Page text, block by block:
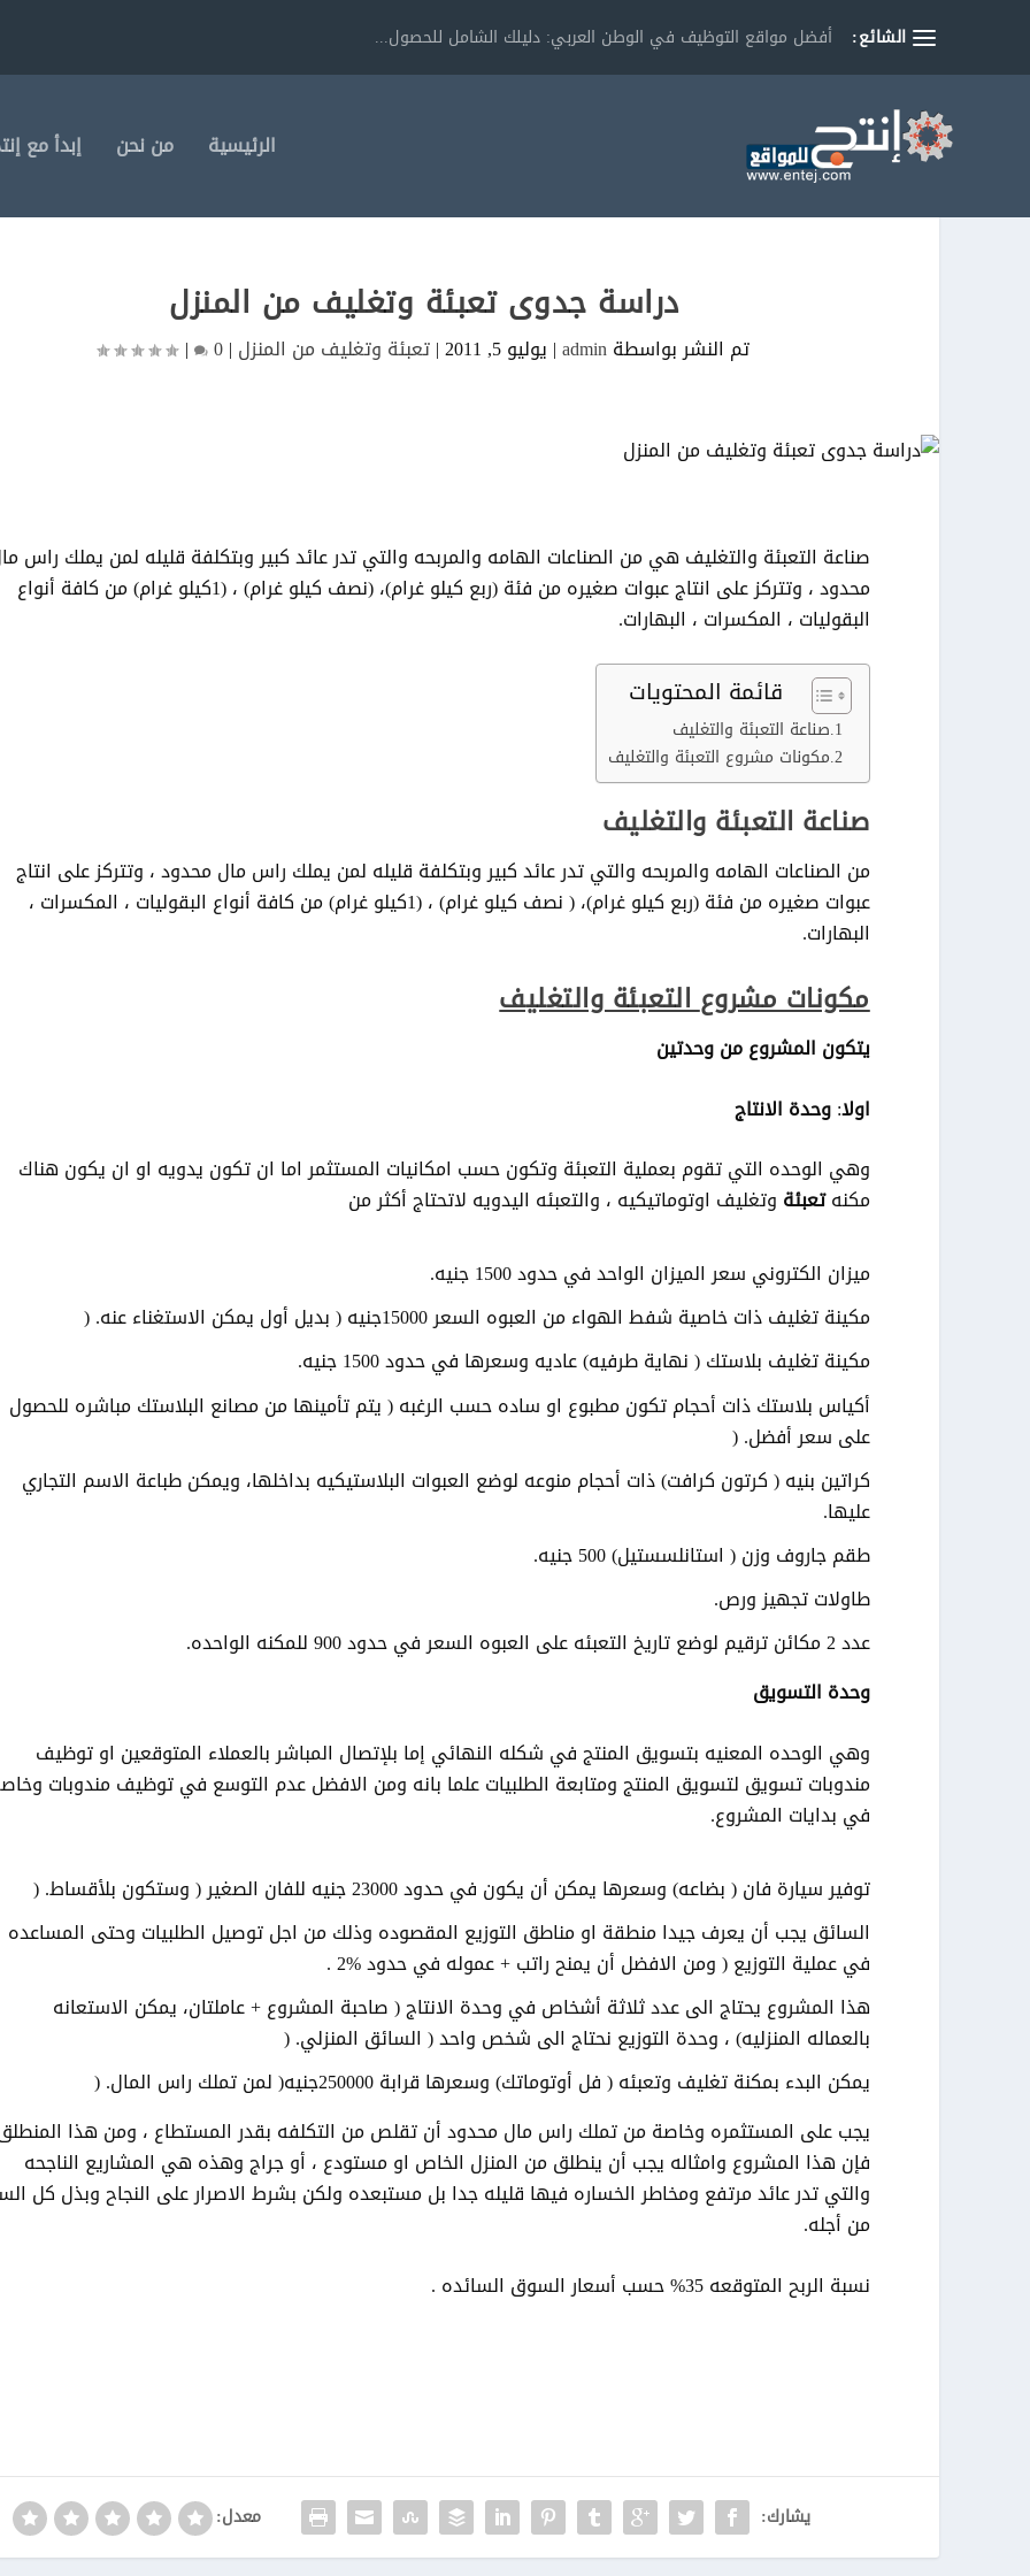
الشائع: أفضل مواقع التوظيف في الوطن العربي: دليلك الشامل للحصول...
الرئيسية من نحن إبدأ مع
دراسة جدوى تعبئة وتغليف من المنزل
تم النشر بواسطةadmin
| يوليو 5, 2011 |تعبئة وتغليف من المنزل |
0
|
صناعة التعبئة والتغليف هي من الصناعات الهامه والمربحه والتي تدر عائد كبير وبتكلفة قليله لمن يملك راس
محدود ، وتتركز على انتاج عبوات صغيره من فئة (ربع كيلو غرام)، (نصف كيلو غرام) ، (1كيلو غرام) من كافة أنواع
البقوليات ، المكسرات ، البهارات.
قائمة المحتويات
صناعة التعبئة والتغليف
مكونات مشروع التعبئة والتغليف
صناعة التعبئة والتغليف
من الصناعات الهامه والمربحه والتي تدر عائد كبير وبتكلفة قليله لمن يملك راس مال محدود ، وتتركز على انتاج
عبوات صغيره من فئة (ربع كيلو غرام)، ( نصف كيلو غرام) ، (1كيلو غرام) من كافة أنواع البقوليات ، المكسرات ،
البهارات.
مكونات مشروعالتعبئة والتغليف
يتكون المشروع من وحدتين
اولا:وحدة الانتاج
وهي الوحده التي تقوم بعملية التعبئة وتكون حسب امكانيات المستثمر اما ان تكون يدويه او ان يكون هناك
مكنهتعبئة وتغليف اوتوماتيكيه ، والتعبئه اليدويه لاتحتاج أكثر من
ميزان الكتروني سعر الميزان الواحد في حدود 1500 جنيه
.
مكينة تغليف ذات خاصية شفط الهواء من العبوه السعر 15000جنيه ( بديل أول يمكن الاستغناء عنه
) .
مكينة تغليف بلاستك ( نهاية طرفيه) عاديه وسعرها في حدود 1500 جنيه
.
أكياس بلاستك ذات أحجام تكون مطبوع او ساده حسب الرغبه ( يتم تأمينها من مصانع البلاستك مباشره للحصول
على سعر أفضل) .
كراتين بنيه ( كرتون كرافت) ذات أحجام منوعه لوضع العبوات البلاستيكيه بداخلها، ويمكن طباعة الاسم التجاري
عليها.
طقم جاروف وزن ( استانلسستيل) 500 جنيه
.
طاولات تجهيز ورص.
عدد 2 مكائن ترقيم لوضع تاريخ التعبئه على العبوه السعر في حدود 900 للمكنه الواحده
.
وحدة التسويق
وهي الوحده المعنيه بتسويق المنتج في شكله النهائي إما بلإتصال المباشر بالعملاء المتوقعين او توظيف
مندوبات تسويق لتسويق المنتج ومتابعة الطلبيات علما بانه ومن الافضل عدم التوسع في توظيف مندوبات
في بدايات المشروع.
توفير سيارة فان ( بضاعه) وسعرها يمكن أن يكون في حدود 23000 جنيه للفان الصغير ( وستكون بلأقساط
) .
السائق يجب أن يعرف جيدا منطقة او مناطق التوزيع المقصوده وذلك من اجل توصيل الطلبيات وحتى المساعده
في عملية التوزيع ( ومن الافضل أن يمنح راتب + عموله في حدود2% .
هذا المشروع يحتاج الى عدد ثلاثة أشخاص في وحدة الانتاج ( صاحبة المشروع + عاملتان، يمكن الاستعانه
بالعماله المنزليه) ، وحدة التوزيع نحتاج الى شخص واحد ( السائق المنزلي) .
يمكن البدء بمكنة تغليف وتعبئه ( فل أوتوماتك) وسعرها قرابة 250000جنيه( لمن تملك راس المال
) .
يجب على المستثمره وخاصة من تملك راس مال محدود أن تقلص من التكلفه بقدر المستطاع ، ومن هذا
فإن هذا المشروع وامثاله يجب أن ينطلق من المنزل الخاص او مستودع ، أو جراج وهذه هي المشاريع الناجحه
والتي تدر عائد مرتفع ومخاطر الخساره فيها قليله جدا بل مستبعده ولكن بشرط الاصرار على النجاح وبذل كل
من أجله.
نسبة الربح المتوقعه 35% حسب أسعار السوق السائده
.
يشارك: معدل: